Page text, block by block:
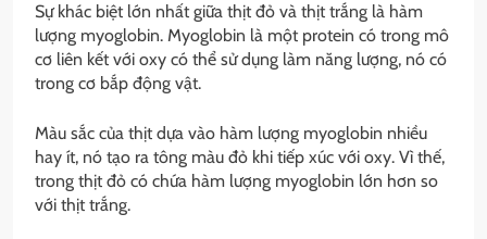
Sự khác biệt lớn nhất giữa thịt đỏ và thịt trắng là hàm
lượng myoglobin. Myoglobin là một protein có trong mô
cơ liên kết với oxy có thể sử dụng làm năng lượng, nó có
trong cơ bắp động vật.
Màu sắc của thịt dựa vào hàm lượng myoglobin nhiều
hay ít, nó tạo ra tông màu đỏ khi tiếp xúc với oxy. Vì thế,
trong thịt đỏ có chứa hàm lượng myoglobin lớn hơn so
với thịt trắng.